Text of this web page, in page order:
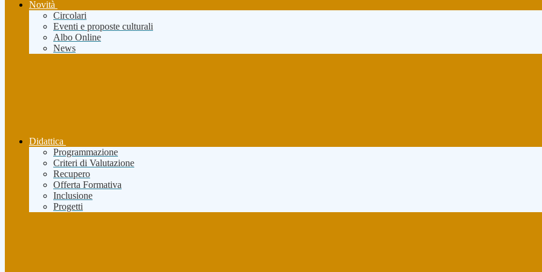
Novità
Circolari
Eventi e proposte culturali
Albo Online
News
Didattica
Programmazione
Criteri di Valutazione
Recupero
Offerta Formativa
Inclusione
Progetti